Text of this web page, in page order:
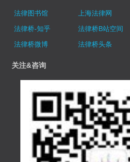
法律图书馆 上海法律网
法律桥-知乎
法律桥B站空间
法律桥微博
法律桥头条
关注&咨询